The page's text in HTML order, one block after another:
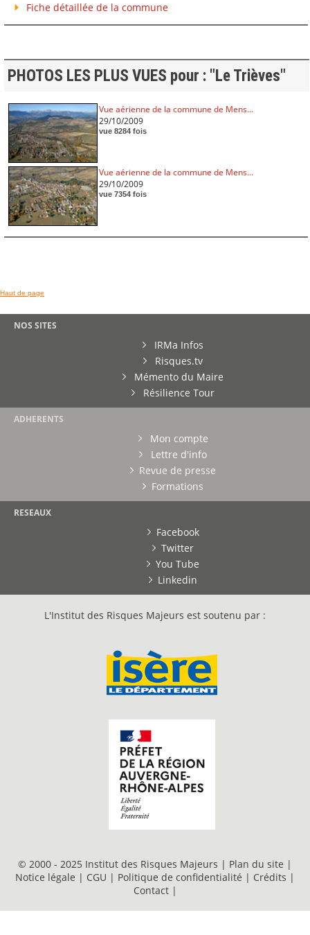
Fiche détaillée de la commune
PHOTOS LES PLUS VUES pour : "Le Trièves"
Vue aérienne de la commune de Mens...
29/10/2009
vue 8284 fois
Vue aérienne de la commune de Mens...
29/10/2009
vue 7354 fois
Haut de page
NOS SITES
IRMa Infos
Risques.tv
Mémento du Maire
Résilience Tour
ADHERENTS
Mon compte
Lettre d'info
Revue de presse
Formations
RESEAUX
Facebook
Twitter
You Tube
Linkedin
L'Institut des Risques Majeurs est soutenu par :
© 2000 - 2025 Institut des Risques Majeurs | Plan du site |
Notice légale | CGU | Politique de confidentialité | Crédits |
Contact |